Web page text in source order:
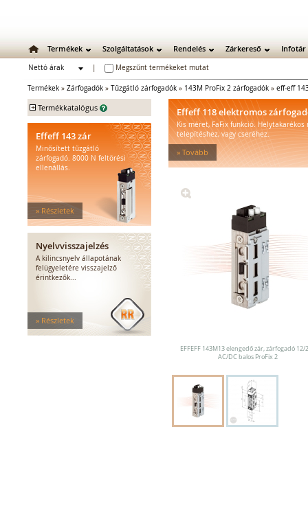
Termékek Szolgáltatások Rendelés Zárkereső Infotár
Nettó árak
Megszűnt termékeket mutat
Termékek » Zárfogadók » Tűzgátló zárfogadók » 143M ProFix 2 zárfogadók » eff-eff
+ Termékkatalógus
Mechanikus bevéső zárak
Zárbetétek
Lakatok
Zárpajzsok
Mechanikus kiegészítők
Elektromos zárak
Elektromos bevéső zárak
Zárfogadók
Standard zárfogadók
Vízálló zárfogadók
Tűzgátló zárfogadók
Nagy biztonságú zárfogadók
Zárfogadók üvegajtókhoz
Effeff 143 zár
Minősített tűzgátló
zárfogadó. 8000 N feltörési
ellenállás.
» Részletek
Nyelvvisszajelzés
A kilincsnyelv állapotának
felügyeletére visszajelző
érintkezők...
» Részletek
Effeff 118 elektromos
Kis méret, FaFix funkció. Helytakarékos
telepítéshez, vagy cseréhez.
» Tovább
EFFEFF 143M13 elengedő zár, zárfogadó 12/
AC/DC balos ProFix 2